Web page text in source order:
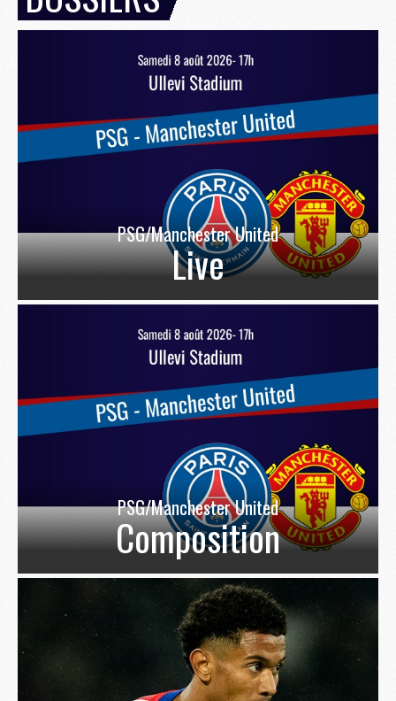
PSG/Manchester United
Live
PSG/Manchester United
Composition